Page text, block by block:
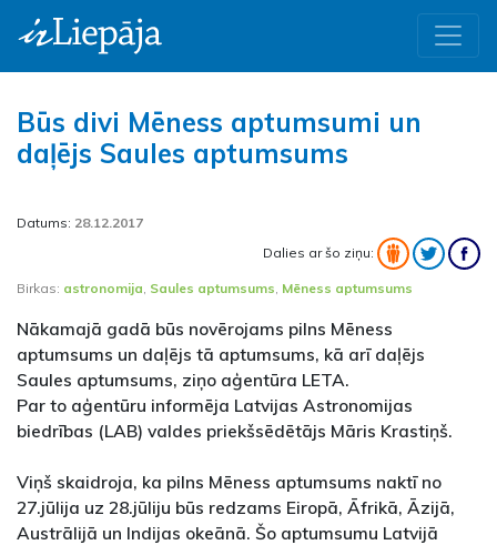
Būs divi Mēness aptumsumi un
daļējs Saules aptumsums
Datums: 28.12.2017
Dalies ar šo ziņu:
Birkas: astronomija Saules aptumsums Mēness aptumsums
Nākamajā gadā būs novērojams pilns Mēness
aptumsums un daļējs tā aptumsums, kā arī daļējs
Saules aptumsums, ziņo aģentūra LETA.
Par to aģentūru informēja Latvijas Astronomijas
biedrības (LAB) valdes priekšsēdētājs Māris Krastiņš.
Viņš skaidroja, ka pilns Mēness aptumsums naktī no
27.jūlija uz 28.jūliju būs redzams Eiropā, Āfrikā, Āzijā,
Austrālijā un Indijas okeānā. Šo aptumsumu Latvijā